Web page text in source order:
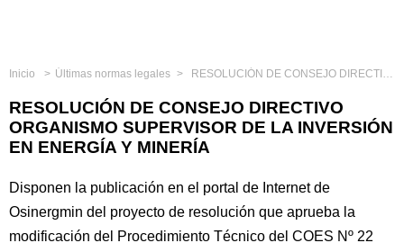
Inicio Últimas normas legales RESOLUCIÓN DE CONSEJO DIRECTIVO ORGANISMO SUPERVISOR DE LA INVERSIÓN EN ENERGÍA Y MINERÍA
RESOLUCIÓN DE CONSEJO DIRECTIVO
ORGANISMO SUPERVISOR DE LA INVERSIÓN
EN ENERGÍA Y MINERÍA
Disponen la publicación en el portal de Internet de
Osinergmin del proyecto de resolución que aprueba la
modificación del Procedimiento Técnico del COES Nº 22